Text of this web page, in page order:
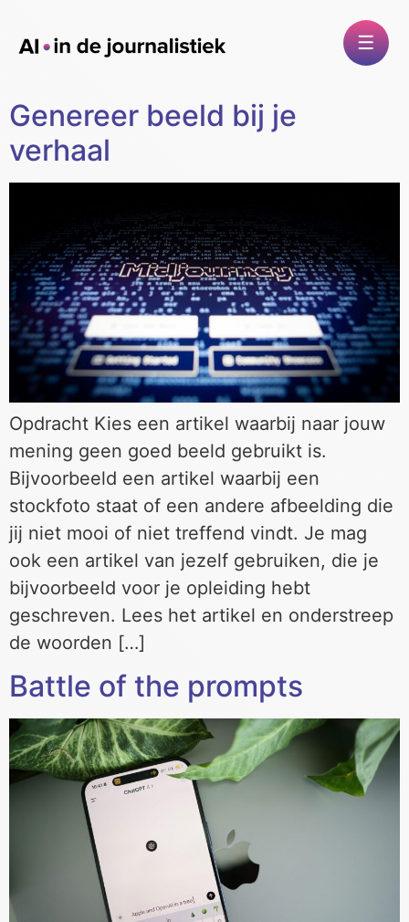
Genereer beeld bij je
verhaal
Opdracht Kies een artikel waarbij naar jouw
mening geen goed beeld gebruikt is.
Bijvoorbeeld een artikel waarbij een
stockfoto staat of een andere afbeelding die
jij niet mooi of niet treffend vindt. Je mag
ook een artikel van jezelf gebruiken, die je
bijvoorbeeld voor je opleiding hebt
geschreven. Lees het artikel en onderstreep
de woorden […]
Battle of the prompts